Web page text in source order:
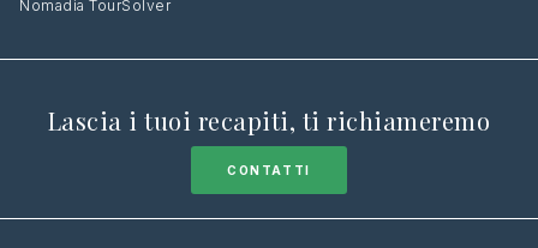
Nomadia TourSolver
Lascia i tuoi recapiti, ti richiameremo
CONTATTI